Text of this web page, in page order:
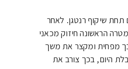
שיקוף רנטגן. לאחר
הראשונה חיזוק מכאני
מפחית ומקצר את משך
היום, בכך צורב את